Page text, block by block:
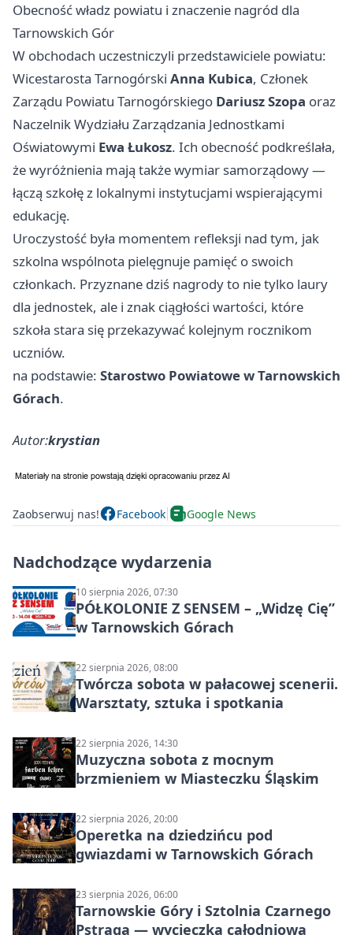
Obecność władz powiatu i znaczenie nagród dla
Tarnowskich Gór
W obchodach uczestniczyli przedstawiciele powiatu:
Wicestarosta Tarnogórski Anna Kubica, Członek
Zarządu Powiatu Tarnogórskiego Dariusz Szopa oraz
Naczelnik Wydziału Zarządzania Jednostkami
Oświatowymi Ewa Łukosz. Ich obecność podkreślała,
że wyróżnienia mają także wymiar samorządowy —
łączą szkołę z lokalnymi instytucjami wspierającymi
edukację.
Uroczystość była momentem refleksji nad tym, jak
szkolna wspólnota pielęgnuje pamięć o swoich
członkach. Przyznane dziś nagrody to nie tylko laury
dla jednostek, ale i znak ciągłości wartości, które
szkoła stara się przekazywać kolejnym rocznikom
uczniów.
na podstawie: Starostwo Powiatowe w Tarnowskich
Górach.
Autor:krystian
Zaobserwuj nas! Facebook Google News
Nadchodzące wydarzenia
10 sierpnia 2026, 07:30
PÓŁKOLONIE Z SENSEM – „Widzę Cię”
w Tarnowskich Górach
22 sierpnia 2026, 08:00
Twórcza sobota w pałacowej scenerii.
Warsztaty, sztuka i spotkania
22 sierpnia 2026, 14:30
Muzyczna sobota z mocnym
brzmieniem w Miasteczku Śląskim
22 sierpnia 2026, 20:00
Operetka na dziedzińcu pod
gwiazdami w Tarnowskich Górach
23 sierpnia 2026, 06:00
Tarnowskie Góry i Sztolnia Czarnego
Pstrąga — wycieczka całodniowa